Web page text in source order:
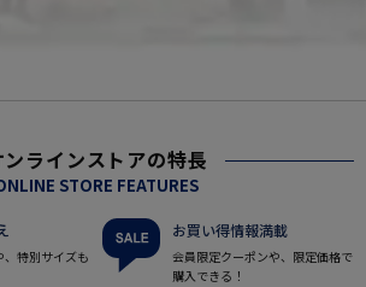
ンラインストアの特長
STORE FEATURES
、特別サイズも
お買い得情報満載
会員限定クーポンや、限定価格で
購入できる！